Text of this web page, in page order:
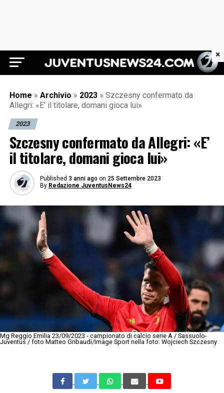
Juventus News 24
Home » Archivio » 2023 » Szczesny confermato da
Allegri: «E’ il titolare, domani gioca lui»
2023
Szczesny confermato da Allegri: «E’
il titolare, domani gioca lui»
Published 3 anni ago on 25 Settembre 2023
By Redazione JuventusNews24
Mg Reggio Emilia 23/09/2023 - campionato di calcio serie A / Sassuolo-
Juventus / foto Matteo Gribaudi/Image Sport nella foto: Wojciech Szczesny
×